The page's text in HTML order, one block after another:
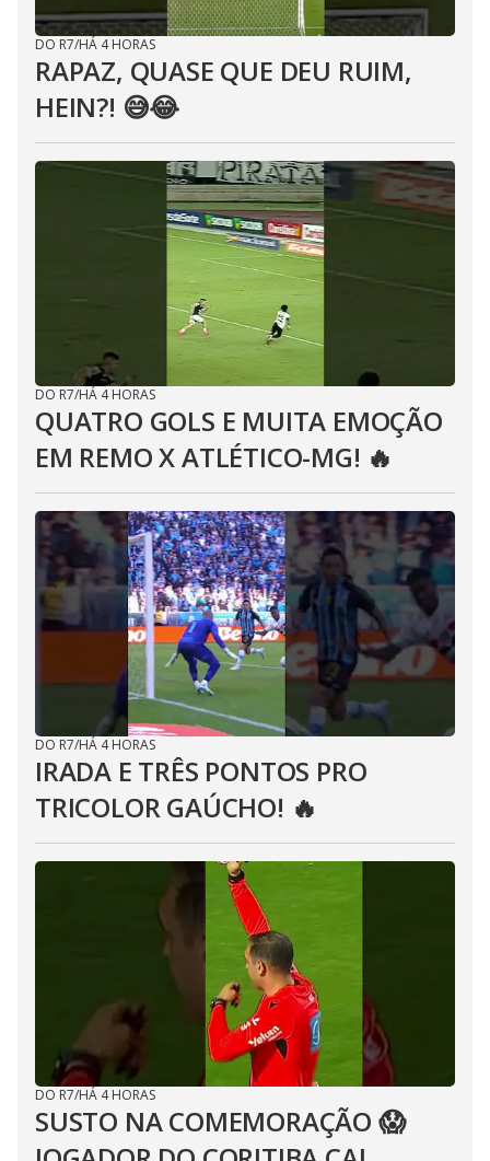
DO R7/HÁ 4 HORAS
RAPAZ, QUASE QUE DEU RUIM,
HEIN?! 😅😂⁣
DO R7/HÁ 4 HORAS
QUATRO GOLS E MUITA EMOÇÃO
EM REMO X ATLÉTICO-MG! 🔥
DO R7/HÁ 4 HORAS
IRADA E TRÊS PONTOS PRO
TRICOLOR GAÚCHO! 🔥
DO R7/HÁ 4 HORAS
SUSTO NA COMEMORAÇÃO 😱